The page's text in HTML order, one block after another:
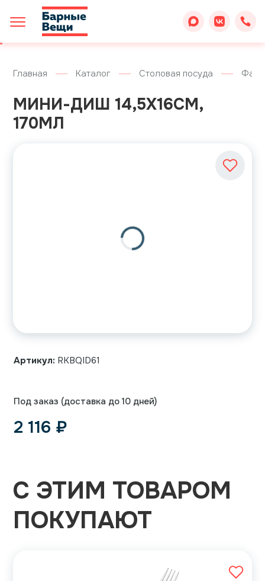
Главная Каталог Столовая посуда
МИНИ-ДИШ 14,5Х16СМ,
170МЛ
Артикул: RKBQID61
Под заказ (доставка до 10 дней)
2 116 ₽
С ЭТИМ ТОВАРОМ
ПОКУПАЮТ